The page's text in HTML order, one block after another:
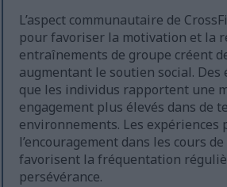
L’aspect communautaire de
pour favoriser la motivation et la
entraînements de groupe créent
augmentant le soutien social.
que les individus rapportent une
engagement plus élevés dans de
environnements. Les expériences
l’encouragement dans les cours
favorisent la fréquentation
persévérance.